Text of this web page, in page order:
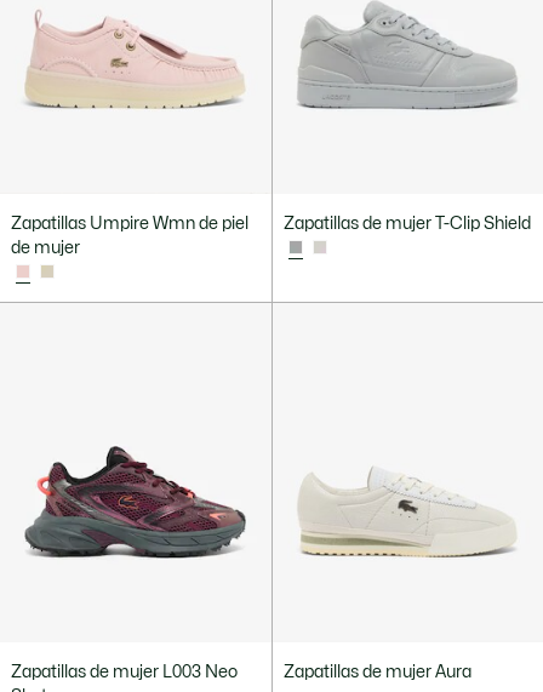
Zapatillas Umpire Wmn de piel
de mujer
Zapatillas de mujer T-Clip Shield
Zapatillas de mujer L003 Neo
Zapatillas de mujer Aura